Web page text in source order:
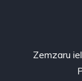
Zemzaru